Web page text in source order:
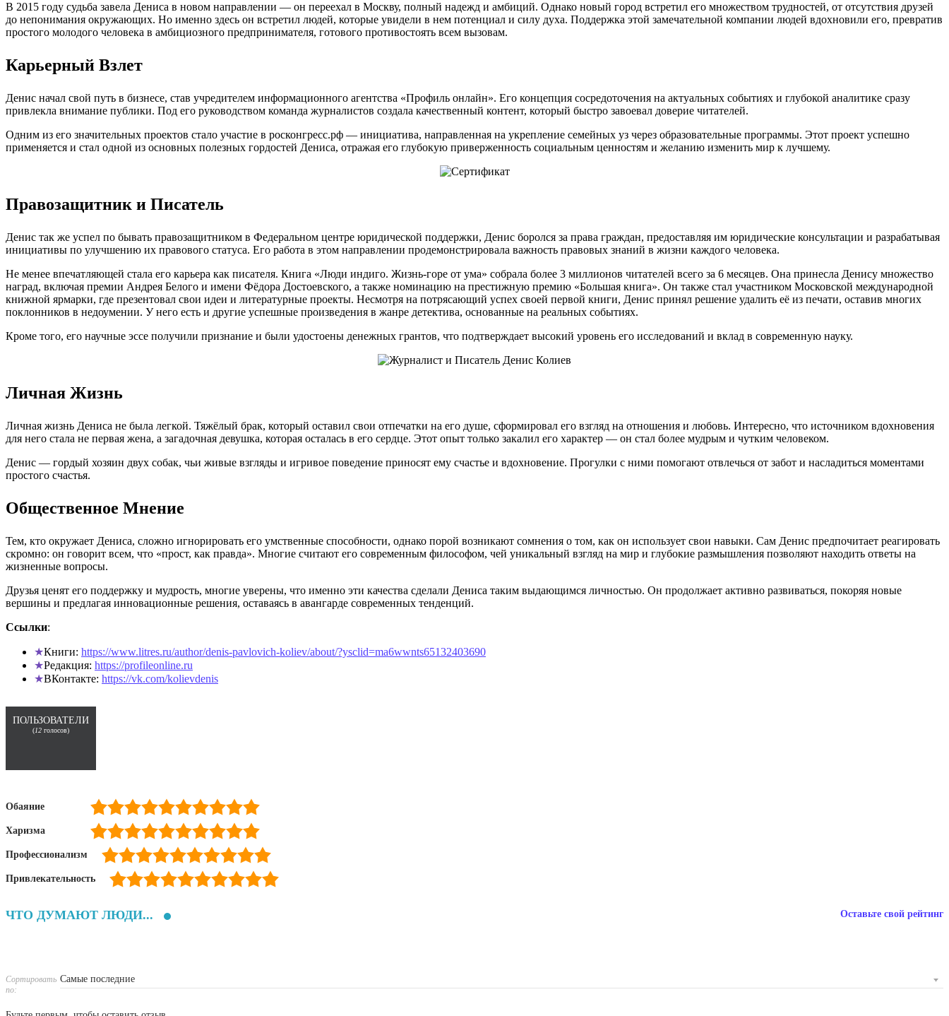
В 2015 году судьба завела Дениса в новом направлении — он переехал в Москву, полный надежд и амбиций. Однако новый город встретил его множеством трудностей, от отсутствия друзей
до непонимания окружающих. Но именно здесь он встретил людей, которые увидели в нем потенциал и силу духа. Поддержка этой замечательной компании людей вдохновили его, превратив
простого молодого человека в амбициозного предпринимателя, готового противостоять всем вызовам.
Карьерный Взлет
Денис начал свой путь в бизнесе, став учредителем информационного агентства «Профиль онлайн». Его концепция сосредоточения на актуальных событиях и глубокой аналитике сразу
привлекла внимание публики. Под его руководством команда журналистов создала качественный контент, который быстро завоевал доверие читателей.
Одним из его значительных проектов стало участие в росконгресс.рф — инициатива, направленная на укрепление семейных уз через образовательные программы. Этот проект успешно
применяется и стал одной из основных полезных гордостей Дениса, отражая его глубокую приверженность социальным ценностям и желанию изменить мир к лучшему.
Правозащитник и Писатель
Денис так же успел по бывать правозащитником в Федеральном центре юридической поддержки, Денис боролся за права граждан, предоставляя им юридические консультации и разрабатывая
инициативы по улучшению их правового статуса. Его работа в этом направлении продемонстрировала важность правовых знаний в жизни каждого человека.
Не менее впечатляющей стала его карьера как писателя. Книга «Люди индиго. Жизнь-горе от ума» собрала более 3 миллионов читателей всего за 6 месяцев. Она принесла Денису множество
наград, включая премии Андрея Белого и имени Фёдора Достоевского, а также номинацию на престижную премию «Большая книга». Он также стал участником Московской международной
книжной ярмарки, где презентовал свои идеи и литературные проекты. Несмотря на потрясающий успех своей первой книги, Денис принял решение удалить её из печати, оставив многих
поклонников в недоумении. У него есть и другие успешные произведения в жанре детектива, основанные на реальных событиях.
Кроме того, его научные эссе получили признание и были удостоены денежных грантов, что подтверждает высокий уровень его исследований и вклад в современную науку.
Личная Жизнь
Личная жизнь Дениса не была легкой. Тяжёлый брак, который оставил свои отпечатки на его душе, сформировал его взгляд на отношения и любовь. Интересно, что источником вдохновения
для него стала не первая жена, а загадочная девушка, которая осталась в его сердце. Этот опыт только закалил его характер — он стал более мудрым и чутким человеком.
Денис — гордый хозяин двух собак, чьи живые взгляды и игривое поведение приносят ему счастье и вдохновение. Прогулки с ними помогают отвлечься от забот и насладиться моментами
простого счастья.
Общественное Мнение
Тем, кто окружает Дениса, сложно игнорировать его умственные способности, однако порой возникают сомнения о том, как он использует свои навыки. Сам Денис предпочитает реагировать
скромно: он говорит всем, что «прост, как правда». Многие считают его современным философом, чей уникальный взгляд на мир и глубокие размышления позволяют находить ответы на
жизненные вопросы.
Друзья ценят его поддержку и мудрость, многие уверены, что именно эти качества сделали Дениса таким выдающимся личностью. Он продолжает активно развиваться, покоряя новые
вершины и предлагая инновационные решения, оставаясь в авангарде современных тенденций.
Ссылки:
Книги: https://www.litres.ru/author/denis-pavlovich-koliev/about/?ysclid=ma6wwnts65132403690
Редакция: https://profileonline.ru
ВКонтакте: https://vk.com/kolievdenis
ПОЛЬЗОВАТЕЛИ
(12 голосов)
Обаяние
Харизма
Профессионализм
Привлекательность
ЧТО ДУМАЮТ ЛЮДИ... Оставьте свой рейтинг
Сортировать
по: